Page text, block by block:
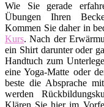
Wie Sie gerade
Übungen Ihren
Kommen Sie daher in
Kurs. Nach der
ein Shirt darunter oder
Handtuch zum
eine Yoga-Matte oder
beste die Absprache
werden